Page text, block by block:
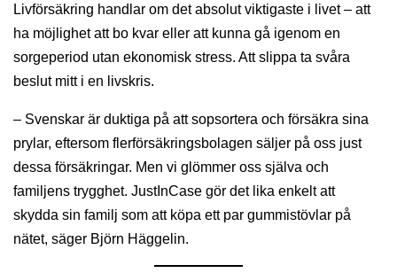
Livförsäkring handlar om det absolut viktigaste i livet – att
ha möjlighet att bo kvar eller att kunna gå igenom en
sorgeperiod utan ekonomisk stress. Att slippa ta svåra
beslut mitt i en livskris.
– Svenskar är duktiga på att sopsortera och försäkra sina
prylar, eftersom flerförsäkringsbolagen säljer på oss just
dessa försäkringar. Men vi glömmer oss själva och
familjens trygghet. JustInCase gör det lika enkelt att
skydda sin familj som att köpa ett par gummistövlar på
nätet, säger Björn Häggelin.